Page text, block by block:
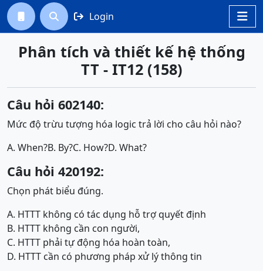

  Login
Phân tích và thiết kế hệ thống
TT - IT12 (158)
Câu hỏi 602140:
Mức độ trừu tượng hóa logic trả lời cho câu hỏi nào?
A. When?B. By?C. How?D. What?
Câu hỏi 420192:
Chọn phát biểu đúng.
A. HTTT không có tác dụng hỗ trợ quyết định
B. HTTT không cần con người,
C. HTTT phải tự động hóa hoàn toàn,
D. HTTT cần có phương pháp xử lý thông tin